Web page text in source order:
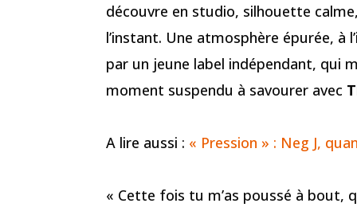
découvre en studio, silhouette
l’instant. Une atmosphère épurée,
par un jeune label indépendant, qui
moment suspendu à savourer avec
A lire aussi : « Pression » : Neg J,
« Cette fois tu m’as poussé à bout,